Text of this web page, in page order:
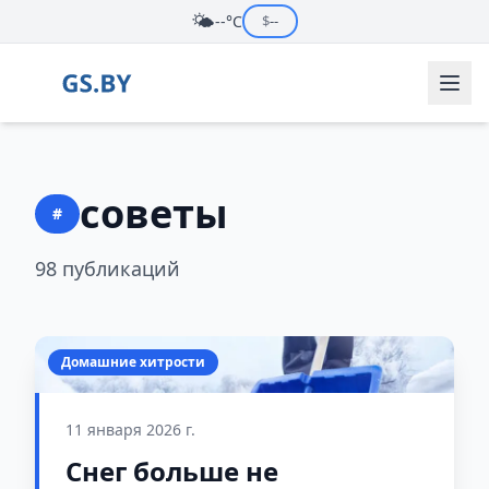
🌤️--°C $--
# советы
98 публикаций
Домашние хитрости
11 января 2026 г.
Снег больше не